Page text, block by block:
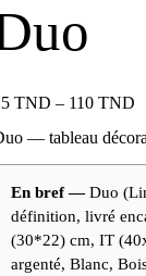
TND – 110 TND
— tableau
En bref —Duo
définition, livré
(30*22) cm, IT
argenté, Blanc,